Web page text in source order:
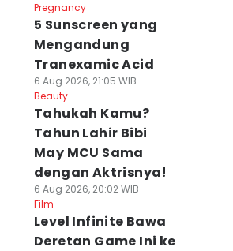
Pregnancy
5 Sunscreen yang
Mengandung
Tranexamic Acid
6 Aug 2026, 21:05 WIB
Beauty
Tahukah Kamu?
Tahun Lahir Bibi
May MCU Sama
dengan Aktrisnya!
6 Aug 2026, 20:02 WIB
Film
Level Infinite Bawa
Deretan Game Ini ke